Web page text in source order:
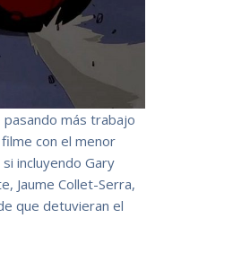
más trabajo
con el menor
incluyendo Gary
Jaume Collet-Serra,
que detuvieran el